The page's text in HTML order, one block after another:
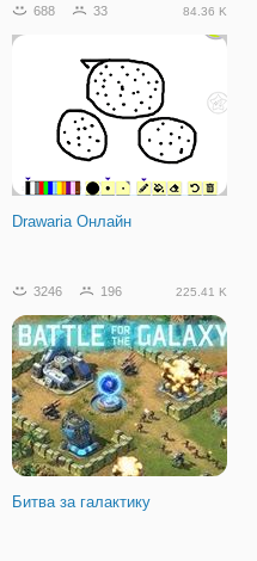
Морской Бой на Двоих
688 33 84.36 K
Drawaria Онлайн
3246 196 225.41 K
Битва за галактику